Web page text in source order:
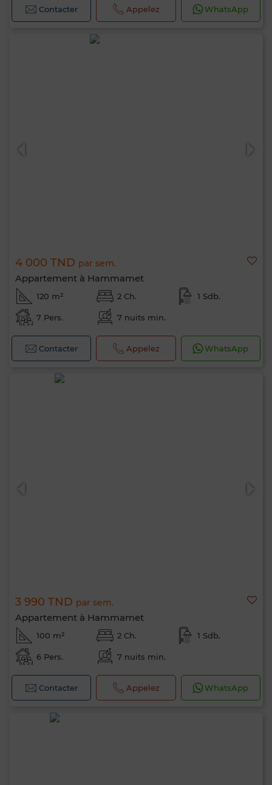
Contacter Appelez WhatsApp
4 000 TND par sem.
Appartement à Hammamet
120 m² 2 Ch. 1 Sdb.
7 Pers. 7 nuits min.
Contacter Appelez WhatsApp
3 990 TND par sem.
Appartement à Hammamet
100 m² 2 Ch. 1 Sdb.
6 Pers. 7 nuits min.
Contacter Appelez WhatsApp